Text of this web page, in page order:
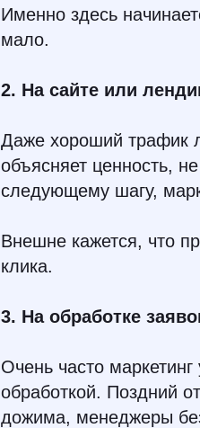
Именно здесь
мало.
2. На сайте или
Даже хороший трафик
объясняет ценность,
следующему шагу,
Внешне кажется, что
клика.
3. На обработке
Очень часто
обработкой. Поздний
дожима, менеджеры